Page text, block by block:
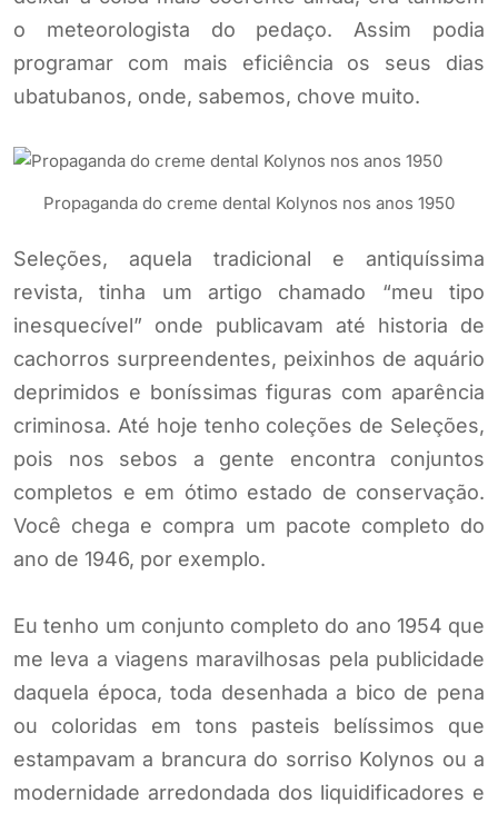
o meteorologista do pedaço. Assim podia
programar com mais eficiência os seus dias
ubatubanos, onde, sabemos, chove muito.
Propaganda do creme dental Kolynos nos anos 1950
Seleções, aquela tradicional e antiquíssima
revista, tinha um artigo chamado “meu tipo
inesquecível” onde publicavam até historia de
cachorros surpreendentes, peixinhos de aquário
deprimidos e boníssimas figuras com aparência
criminosa. Até hoje tenho coleções de Seleções,
pois nos sebos a gente encontra conjuntos
completos e em ótimo estado de conservação.
Você chega e compra um pacote completo do
ano de 1946, por exemplo.
Eu tenho um conjunto completo do ano 1954 que
me leva a viagens maravilhosas pela publicidade
daquela época, toda desenhada a bico de pena
ou coloridas em tons pasteis belíssimos que
estampavam a brancura do sorriso Kolynos ou a
modernidade arredondada dos liquidificadores e